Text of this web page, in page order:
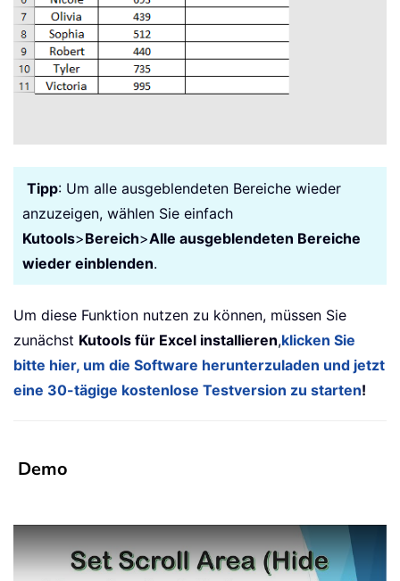
Tipp: Um alle ausgeblendeten Bereiche wieder
anzuzeigen, wählen Sie einfach
Kutools>Bereich>Alle ausgeblendeten Bereiche
wieder einblenden.
Um diese Funktion nutzen zu können, müssen Sie
zunächst Kutools für Excel installieren,klicken Sie
bitte hier, um die Software herunterzuladen und jetzt
eine 30-tägige kostenlose Testversion zu starten!
Demo